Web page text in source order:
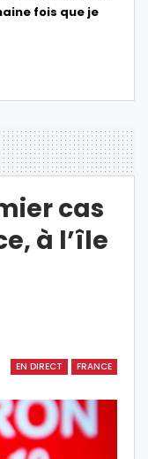
fois que je
cas
à l’île
EN DIRECT FRANCE